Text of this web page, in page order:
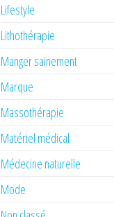
Lifestyle
Lithothérapie
Manger sainement
Marque
Massothérapie
Matériel médical
Médecine naturelle
Mode